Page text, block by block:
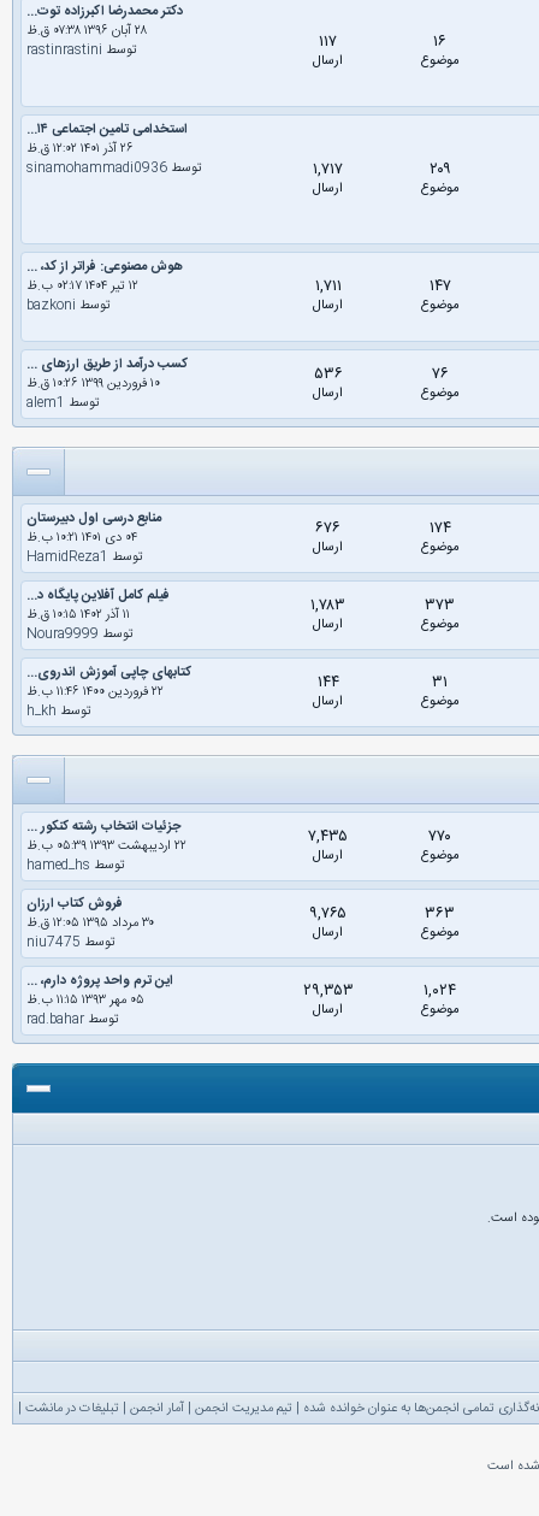
۱۶
موضوع
۱۱۷
ارسال
دکتر محمدرضا اکبرزاده توت...
۲۸ آبان ۱۳۹۶ ۰۷:۳۸ ق.ظ
توسط rastinrastini
۲۰۹
موضوع
۱,۷۱۷
ارسال
استخدامی تامین اجتماعی ۱۴...
۲۶ آذر ۱۴۰۱ ۱۲:۰۲ ق.ظ
توسط sinamohammadi0936
۱۴۷
موضوع
۱,۷۱۱
ارسال
هوش مصنوعی: فراتر از کد، ...
۱۲ تیر ۱۴۰۴ ۰۲:۱۷ ب.ظ
توسط bazkoni
۷۶
موضوع
۵۳۶
ارسال
کسب درآمد از طریق ارزهای ...
۱۰ فروردین ۱۳۹۹ ۱۰:۲۶ ق.ظ
توسط alem1
۱۷۴
موضوع
۶۷۶
ارسال
منابع درسی اول دبیرستان
۰۴ دى ۱۴۰۱ ۱۰:۲۱ ب.ظ
توسط HamidReza1
۳۷۳
موضوع
۱,۷۸۳
ارسال
فیلم کامل آفلاین پایگاه د...
۱۱ آذر ۱۴۰۲ ۱۰:۱۵ ق.ظ
توسط Noura9999
۳۱
موضوع
۱۴۴
ارسال
کتابهای چاپی آموزش اندروی...
۲۲ فروردین ۱۴۰۰ ۱۱:۴۶ ب.ظ
توسط h_kh
۷۷۰
موضوع
۷,۴۳۵
ارسال
جزئیات انتخاب رشته کنکور ...
۲۲ اردیبهشت ۱۳۹۳ ۰۵:۳۹ ب.ظ
توسط hamed_hs
۳۶۳
موضوع
۹,۷۶۵
ارسال
فروش کتاب ارزان
۳۰ مرداد ۱۳۹۵ ۱۲:۰۵ ق.ظ
توسط niu7475
۱,۰۲۴
موضوع
۲۹,۳۵۳
ارسال
این ترم واحد پروژه دارم، ...
۰۵ مهر ۱۳۹۳ ۱۱:۱۵ ب.ظ
توسط rad.bahar
تمامی انجمن‌ها به عنوان خوانده شده | تیم مدیریت انجمن | آمار انجمن | تبلیغات در مانشت |
شده است